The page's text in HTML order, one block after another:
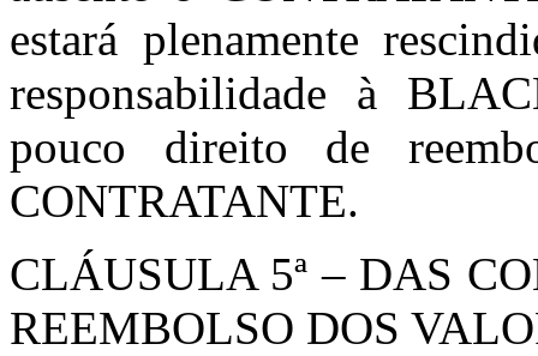
estará plenamente
responsabilidade à
pouco direito de
CONTRATANTE.
CLÁUSULA 5ª – DAS
REEMBOLSO DOS